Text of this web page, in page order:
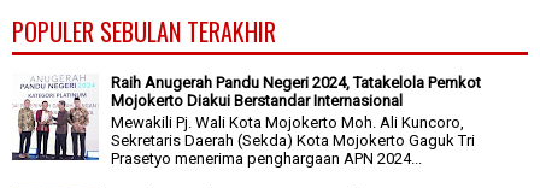
POPULER SEBULAN TERAKHIR
Raih Anugerah Pandu Negeri 2024, Tatakelola Pemkot
Mojokerto Diakui Berstandar Internasional
Mewakili Pj. Wali Kota Mojokerto Moh. Ali Kuncoro,
Sekretaris Daerah (Sekda) Kota Mojokerto Gaguk Tri
Prasetyo menerima penghargaan APN 2024...